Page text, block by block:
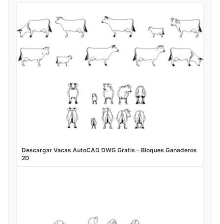
Descargar Vacas AutoCAD DWG Gratis – Bloques Ganaderos
2D